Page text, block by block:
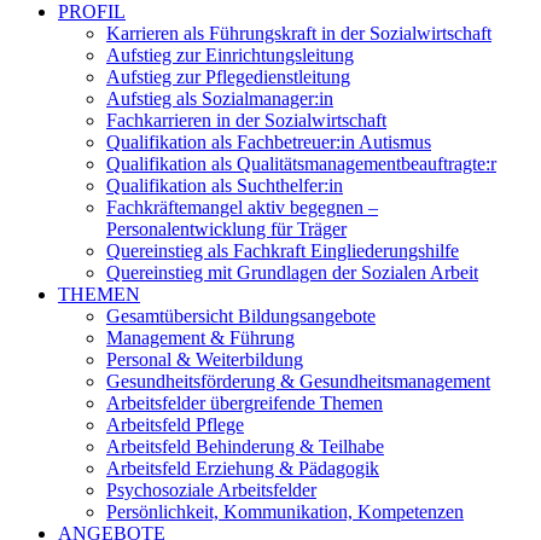
PROFIL
Karrieren als Führungskraft in der Sozialwirtschaft
Aufstieg zur Einrichtungsleitung
Aufstieg zur Pflegedienstleitung
Aufstieg als Sozialmanager:in
Fachkarrieren in der Sozialwirtschaft
Qualifikation als Fachbetreuer:in Autismus
Qualifikation als Qualitätsmanagementbeauftragte:r
Qualifikation als Suchthelfer:in
Fachkräftemangel aktiv begegnen –
Personalentwicklung für Träger
Quereinstieg als Fachkraft Eingliederungshilfe
Quereinstieg mit Grundlagen der Sozialen Arbeit
THEMEN
Gesamtübersicht Bildungsangebote
Management & Führung
Personal & Weiterbildung
Gesundheitsförderung & Gesundheitsmanagement
Arbeitsfelder übergreifende Themen
Arbeitsfeld Pflege
Arbeitsfeld Behinderung & Teilhabe
Arbeitsfeld Erziehung & Pädagogik
Psychosoziale Arbeitsfelder
Persönlichkeit, Kommunikation, Kompetenzen
ANGEBOTE